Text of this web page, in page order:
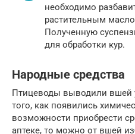
необходимо
растительным
Полученную
для обработки кур.
Народные средства
Птицеводы выводили вшей
того, как появились
возможности приобрести
аптеке, то можно от вшей